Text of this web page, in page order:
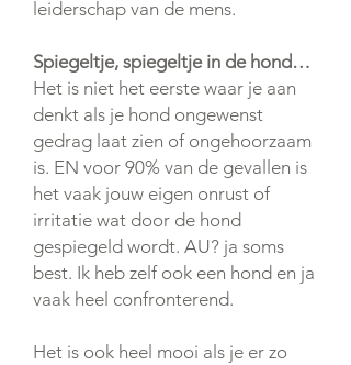
leiderschap van de mens.
Spiegeltje, spiegeltje in de hond…
Het is niet het eerste waar je aan
denkt als je hond ongewenst
gedrag laat zien of ongehoorzaam
is. EN voor 90% van de gevallen is
het vaak jouw eigen onrust of
irritatie wat door de hond
gespiegeld wordt. AU? ja soms
best. Ik heb zelf ook een hond en ja
vaak heel confronterend.
Het is ook heel mooi als je er zo